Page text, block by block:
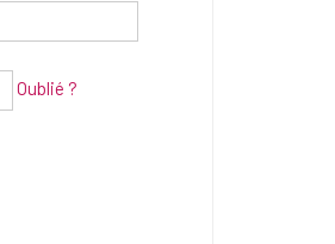
Oublié ?